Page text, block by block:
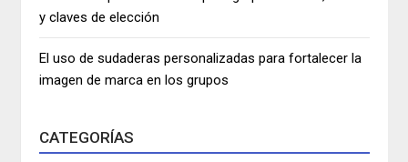
y claves de elección
El uso de sudaderas personalizadas para fortalecer la
imagen de marca en los grupos
CATEGORÍAS